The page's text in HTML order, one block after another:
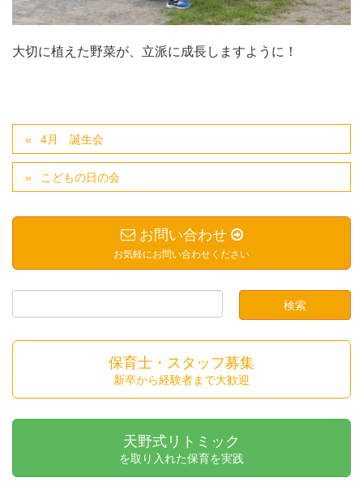
大切に植えた野菜が、立派に成長しますように！
4月 誕生会
こどもの日の会
お問い合わせ
お気軽にお問い合わせください
保育士・スタッフ募集
新卒から経験者まで大歓迎
天野式リトミック
を取り入れた保育を実践